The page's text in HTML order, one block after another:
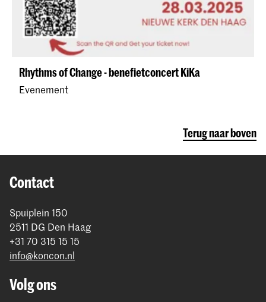
Rhythms of Change - benefietconcert KiKa
Evenement
Terug naar boven
Contact
Spuiplein 150
2511 DG Den Haag
+31 70 315 15 15
info@koncon.nl
Volg ons